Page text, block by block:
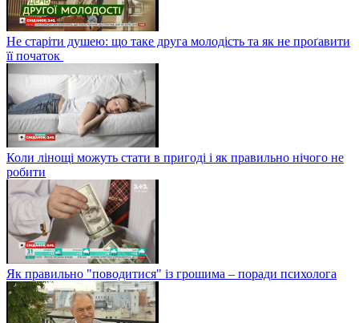
Не старіти душею: що таке друга молодість та як не проґавити
її початок
Коли лінощі можуть стати в пригоді і як правильно нічого не
робити
Як правильно "поводитися" із грошима – поради психолога